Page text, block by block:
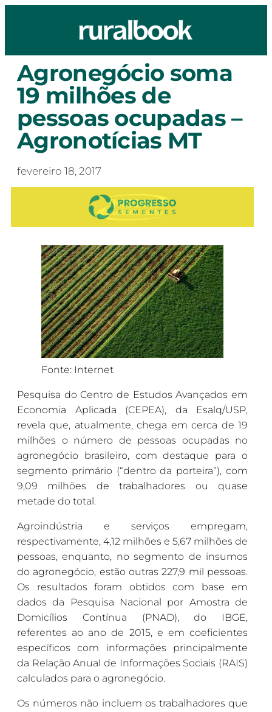
Agronegócio soma
19 milhões de
pessoas ocupadas –
Agronotícias MT
fevereiro 18, 2017
Fonte: Internet
Pesquisa do Centro de Estudos Avançados em
Economia Aplicada (CEPEA), da Esalq/USP,
revela que, atualmente, chega em cerca de 19
milhões o número de pessoas ocupadas no
agronegócio brasileiro, com destaque para o
segmento primário (“dentro da porteira”), com
9,09 milhões de trabalhadores ou quase
metade do total.
Agroindústria e serviços empregam,
respectivamente, 4,12 milhões e 5,67 milhões de
pessoas, enquanto, no segmento de insumos
do agronegócio, estão outras 227,9 mil pessoas.
Os resultados foram obtidos com base em
dados da Pesquisa Nacional por Amostra de
Domicílios Contínua (PNAD), do IBGE,
referentes ao ano de 2015, e em coeficientes
específicos com informações principalmente
da Relação Anual de Informações Sociais (RAIS)
calculados para o agronegócio.
Os números não incluem os trabalhadores que